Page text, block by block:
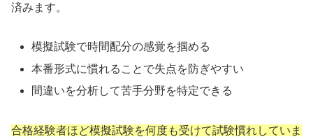
済みます。
模擬試験で時間配分の感覚を掴める
本番形式に慣れることで失点を防ぎやすい
間違いを分析して苦手分野を特定できる
合格経験者ほど模擬試験を何度も受けて試験慣れしていま